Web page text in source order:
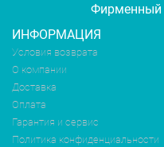
Фирменный
ИНФОРМАЦИЯ
Условия возврата
О компании
Доставка
Оплата
Гарантия и сервис
Политика конфиденциальности